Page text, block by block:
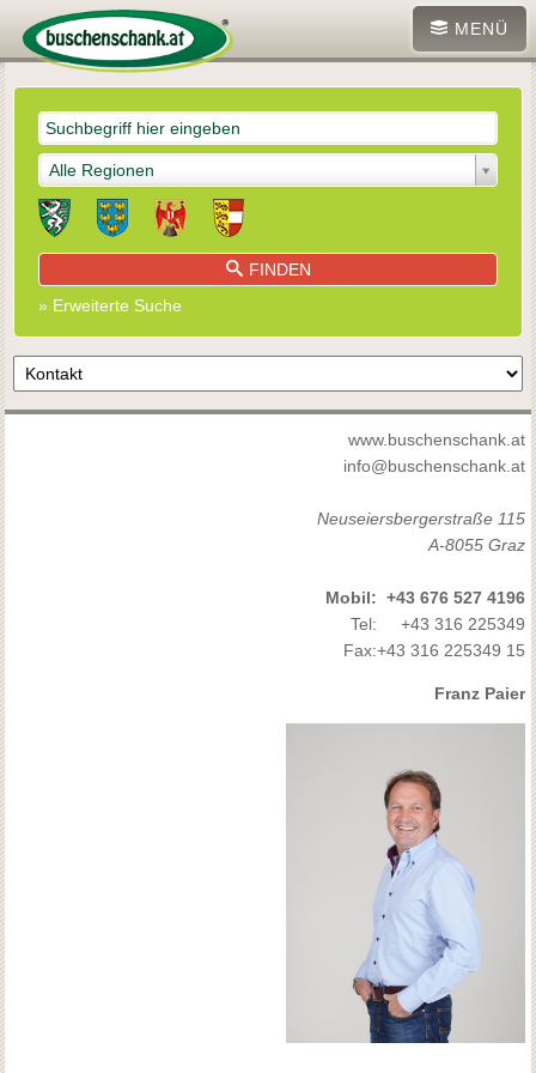
MENÜ
Alle Regionen
FINDEN
» Erweiterte Suche
www.buschenschank.at
info@buschenschank.at
Neuseiersbergerstraße 115
A-8055 Graz
Mobil: +43 676 527 4196
Tel:
+43 316 225349
Fax:+43 316 225349 15
Franz Paier